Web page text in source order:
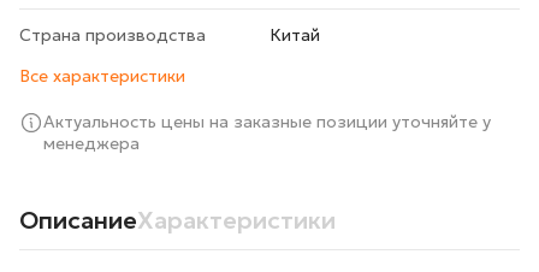
Страна производства
Китай
Все характеристики
Актуальность цены на заказные позиции уточняйте у
менеджера
ОписаниеХарактеристики